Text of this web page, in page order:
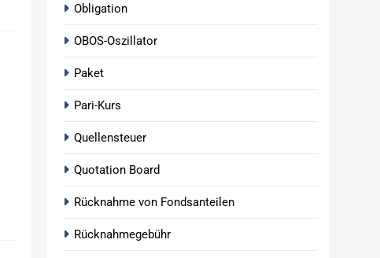
Obligation
OBOS-Oszillator
Paket
Pari-Kurs
Quellensteuer
Quotation Board
Rücknahme von Fondsanteilen
Rücknahmegebühr